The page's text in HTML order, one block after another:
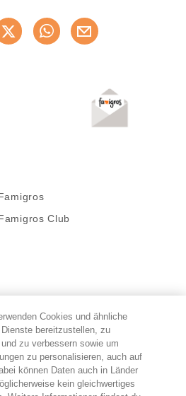
Jetzt weiterempfehlen
Club
migros user/
Instagram
Cookies und ähnliche
bereitzustellen, zu
zu verbessern sowie um
zu personalisieren, auch auf
können Daten auch in Länder
kein gleichwertiges